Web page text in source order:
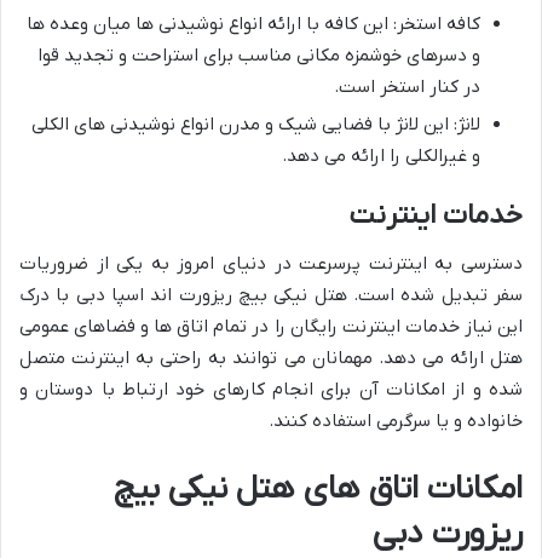
کافه استخر: این کافه با ارائه انواع نوشیدنی ها میان وعده ها
و دسرهای خوشمزه مکانی مناسب برای استراحت و تجدید قوا
در کنار استخر است.
لانژ: این لانژ با فضایی شیک و مدرن انواع نوشیدنی های الکلی
و غیرالکلی را ارائه می دهد.
خدمات اینترنت
دسترسی به اینترنت پرسرعت در دنیای امروز به یکی از ضروریات
سفر تبدیل شده است. هتل نیکی بیچ ریزورت اند اسپا دبی با درک
این نیاز خدمات اینترنت رایگان را در تمام اتاق ها و فضاهای عمومی
هتل ارائه می دهد. مهمانان می توانند به راحتی به اینترنت متصل
شده و از امکانات آن برای انجام کارهای خود ارتباط با دوستان و
خانواده و یا سرگرمی استفاده کنند.
امکانات اتاق های هتل نیکی بیچ
ریزورت دبی